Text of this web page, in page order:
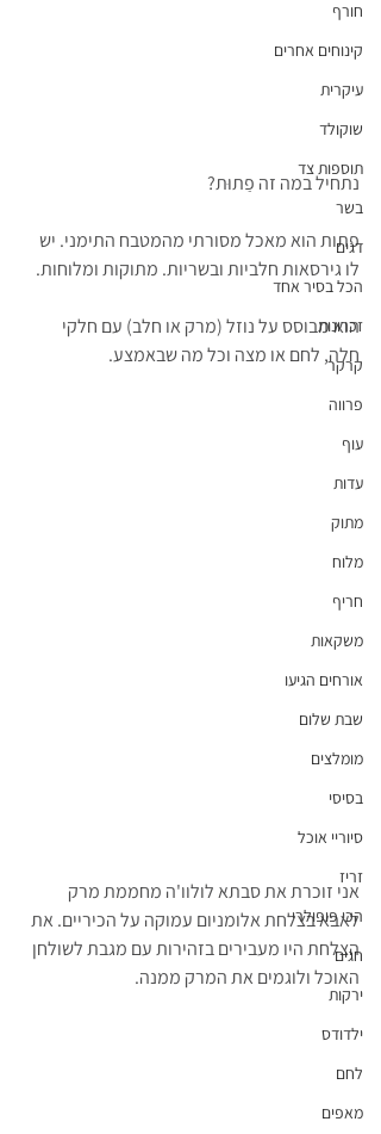
חורף
קינוחים אחרים
עיקרית
שוקולד
תוספות צד
בשר
דגים
הכל בסיר אחד
זכרונות
קרקר
פרווה
עוף
עדות
מתוק
מלוח
חריף
משקאות
אורחים הגיעו
שבת שלום
מומלצים
בסיסי
סיוריי אוכל
זריז
הכי פופולרי
חגים
ירקות
ילדודס
לחם
מאפים
נתחיל במה זה פַתוּת?
פתות הוא מאכל מסורתי מהמטבח התימני. יש
לו גירסאות חלביות ובשריות. מתוקות ומלוחות.
הוא מבוסס על נוזל (מרק או חלב) עם חלקי
חלה, לחם או מצה וכל מה שבאמצע.
אני זוכרת את סבתא לולוו'ה מחממת מרק
לאבא בצלחת אלומניום עמוקה על הכיריים. את
הצלחת היו מעבירים בזהירות עם מגבת לשולחן
האוכל ולוגמים את המרק ממנה.